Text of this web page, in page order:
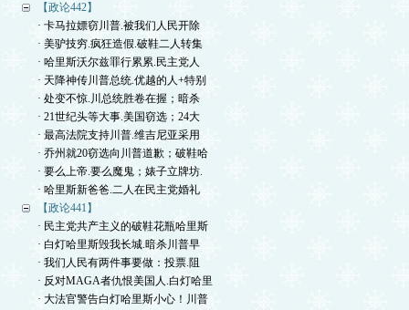
【政论442】
· 卡马拉嫖窃川普.被我们人民开除
· 美驴技穷.疯狂造假.破鞋二人转集
· 哈里斯沃尔兹罪行累累.民主党人
· 天降神传川普总统.优越的人+特别
· 处变不惊.川总统胜卷在握；暗杀
· 21世纪头等大事.美国窃选；24大
· 最高法院支持川普.维吉尼亚采用
· 乔州就20窃选向川普道歉；破鞋哈
· 要么上帝.要么魔鬼；婊子立牌坊.
· 哈里斯新爸爸.二人在民主党婚礼
【政论441】
· 民主党共产主义的破鞋花瓶哈里斯
· 白灯哈里斯毁我长城.暗杀川普早
· 我们人民有两件事要做：投票.阻
· 反对MAGA者仇恨美国人.白灯哈里
· 大法官警告白灯哈里斯小心！川普